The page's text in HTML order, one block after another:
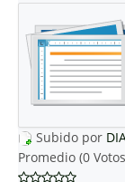
Subido por
Promedio (0